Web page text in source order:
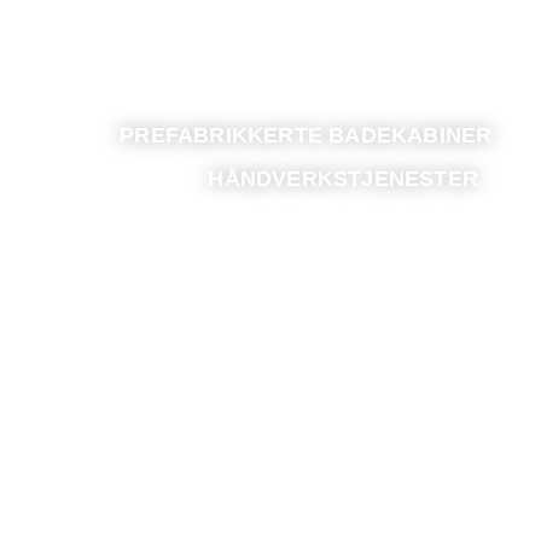
PREFABRIKKERTE BADEKABINER
HÅNDVERKSTJENESTER